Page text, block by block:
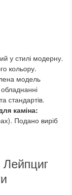
у стилі модерну.
кольору.
модель
обладнанні
стандартів.
каміна:
Подано виріб